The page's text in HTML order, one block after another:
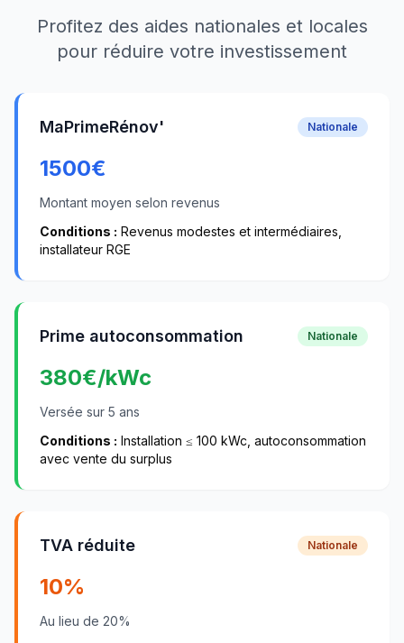
Profitez des aides nationales et locales
pour réduire votre investissement
MaPrimeRénov' Nationale
1500€
Montant moyen selon revenus
Conditions : Revenus modestes et intermédiaires,
installateur RGE
Prime autoconsommation Nationale
380€/kWc
Versée sur 5 ans
Conditions : Installation ≤ 100 kWc, autoconsommation
avec vente du surplus
TVA réduite Nationale
10%
Au lieu de 20%